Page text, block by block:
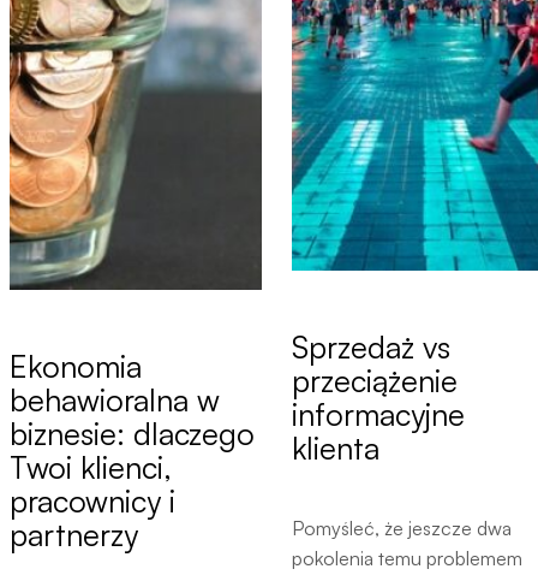
Ekonomia
behawioralna w
biznesie: dlaczego
Twoi klienci,
pracownicy i
partnerzy
Sprzedaż vs
przeciążenie
informacyjne
klienta
Pomyśleć, że jeszcze dwa
pokolenia temu problemem